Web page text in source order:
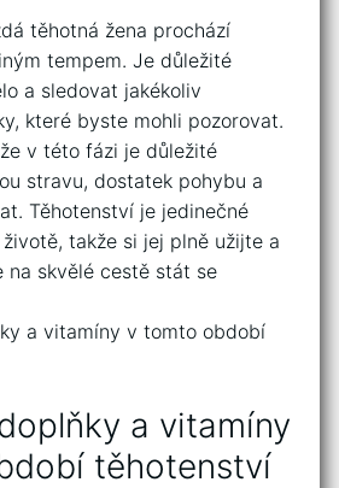
těhotná žena prochází
tempem. Je důležité
‌a sledovat jakékoliv
které byste mohli pozorovat.
v této⁢ fázi je důležité
stravu, dostatek pohybu a
Těhotenství je jedinečné
takže si ‌jej ‍plně užijte‍ a
na skvělé cestě‍ stát se
a vitamíny
těhotenství